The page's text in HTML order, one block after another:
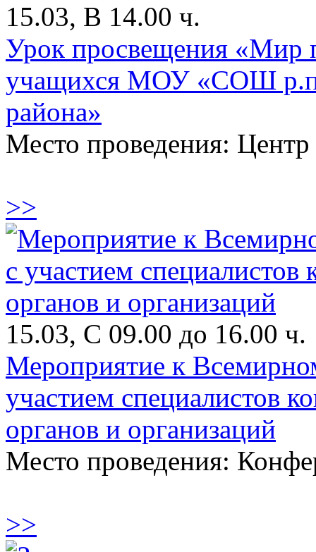
15.03, В 14.00 ч.
Урок просвещения «Мир
учащихся МОУ «СОШ р.п.
района»
Место проведения: Центр
>>
15.03, С 09.00 до 16.00 ч.
Мероприятие к
участием специалистов
органов и организаций
Место проведения:
>>